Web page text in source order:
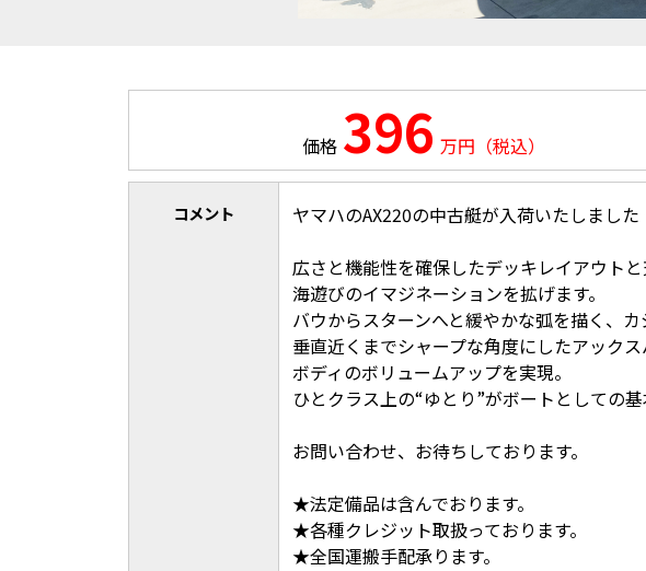
価格 396 万円（税込）
コメント
ヤマハのAX220の中古艇が入荷いたしました
広さと機能性を確保したデッキレイアウト
海遊びのイマジネーションを拡げます。
バウからスターンへと緩やかな弧を描く、
垂直近くまでシャープな角度にしたアック
ボディのボリュームアップを実現。
ひとクラス上の“ゆとり”がボートとしての
お問い合わせ、お待ちしております。
★法定備品は含んでおります。
★各種クレジット取扱っております。
★全国運搬手配承ります。